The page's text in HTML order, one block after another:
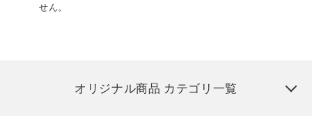
せん。
オリジナル商品 カテゴリ一覧